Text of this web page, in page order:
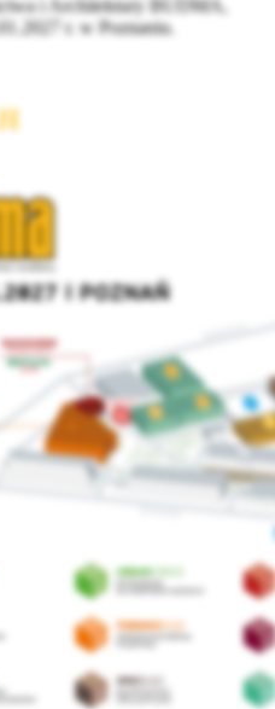
i Architektury BUDMA,
r. w Poznaniu.